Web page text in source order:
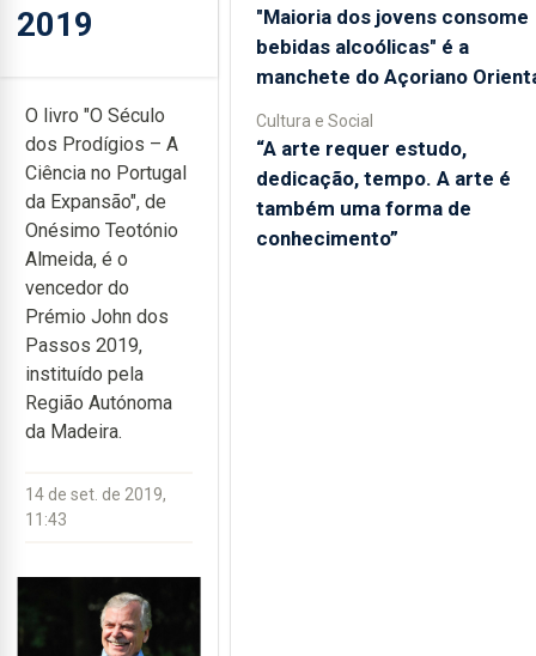
2019
O livro "O Século
dos Prodígios – A
Ciência no Portugal
da Expansão", de
Onésimo Teotónio
Almeida, é o
vencedor do
Prémio John dos
Passos 2019,
instituído pela
Região Autónoma
da Madeira.
14 de set. de 2019,
11:43
"Maioria dos jovens consome
bebidas alcoólicas" é a
manchete do Açoriano
Cultura e Social
“A arte requer estudo,
dedicação, tempo. A arte é
também uma forma de
conhecimento”